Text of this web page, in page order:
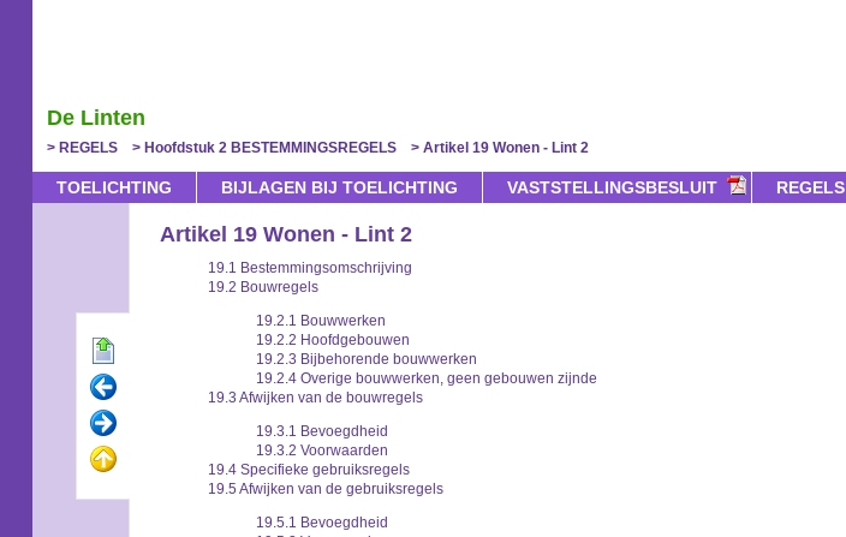
De Linten
REGELS Hoofdstuk 2 BESTEMMINGSREGELS Artikel 19 Wonen - Lint 2
TOELICHTING BIJLAGEN BIJ TOELICHTING VASTSTELLINGSBESLUIT REGELS
Artikel 19 Wonen - Lint 2
19.1 Bestemmingsomschrijving
19.2 Bouwregels
19.2.1 Bouwwerken
19.2.2 Hoofdgebouwen
19.2.3 Bijbehorende bouwwerken
19.2.4 Overige bouwwerken, geen gebouwen zijnde
19.3 Afwijken van de bouwregels
19.3.1 Bevoegdheid
19.3.2 Voorwaarden
19.4 Specifieke gebruiksregels
19.5 Afwijken van de gebruiksregels
19.5.1 Bevoegdheid